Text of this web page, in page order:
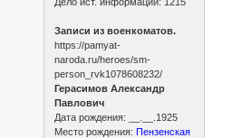
Записи из военкоматов.
https://pamyat-
naroda.ru/heroes/sm-
person_rvk1078608232/
Герасимов Александр
Павлович
Дата рождения: __.__.1925
Место рождения:Пензенская